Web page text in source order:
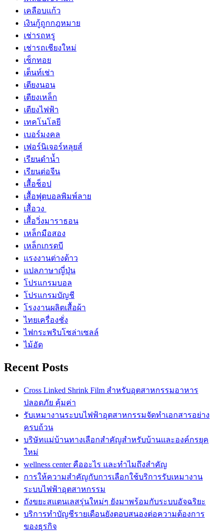
เคลือบแก้ว
เงินกู้ถูกกฎหมาย
เช่ารถหรู
เช่ารถเชียงใหม่
เซ็กทอย
เต็นท์เช่า
เตียงนอน
เตียงเหล็ก
เตียงไฟฟ้า
เทคโนโลยี
เบอร์มงคล
เฟอร์นิเจอร์หลุยส์
เรียนดำน้ำ
เรียนต่อจีน
เสื้อช็อป
เสื้อฟุตบอลพิมพ์ลาย
เสื้อวง
เสื้อวิ่งมาราธอน
เหล็กมือสอง
เหล็กเกรดบี
เเรงงานต่างด้าว
แปลภาษาญี่ปุ่น
โปรแกรมบอล
โปรแกรมบัญชี
โรงงานผลิตเสื้อผ้า
ไทยเครื่องชั่ง
ไฟกระพริบโซล่าเซลล์
ไม้อัด
Recent Posts
Cross Linked Shrink Film สำหรับอุตสาหกรรมอาหาร
ปลอดภัย คุ้มค่า
รับเหมางานระบบไฟฟ้าอุตสาหกรรมจัดทำเอกสารอย่าง
ครบถ้วน
บริษัทแม่บ้านทางเลือกสำคัญสำหรับบ้านและองค์กรยุค
ใหม่
wellness center คืออะไร และทำไมถึงสำคัญ
การให้ความสำคัญกับการเลือกใช้บริการรับเหมางาน
ระบบไฟฟ้าอุตสาหกรรม
ถังขยะสแตนเลสรุ่นใหม่ๆ ยังมาพร้อมกับระบบอัจฉริยะ
บริการทำบัญชีรายเดือนยังตอบสนองต่อความต้องการ
ของธุรกิจ